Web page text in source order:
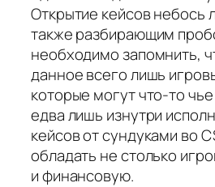
Открытие кейсов небось
также разбирающим
необходимо запомнить,
данное всего лишь
которые могут что-то
едва лишь изнутри
кейсов от сундуками во
обладать не столько
и финансовую.